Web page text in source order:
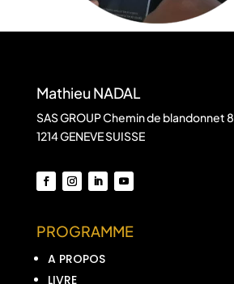
Mathieu NADAL
SAS GROUP Chemin de blandonnet 8
1214 GENEVE SUISSE
PROGRAMME
A PROPOS
LIVRE